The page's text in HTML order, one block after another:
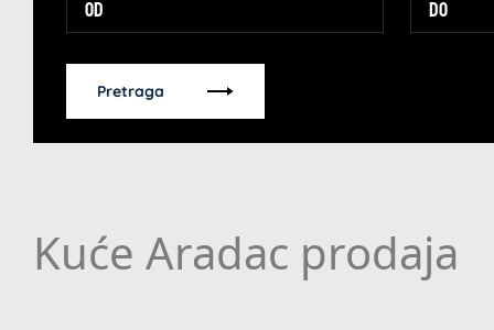
Pretraga
Kuće Aradac prodaja